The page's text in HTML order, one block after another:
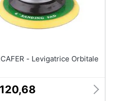
MECAFER - Levigatrice Orbitale